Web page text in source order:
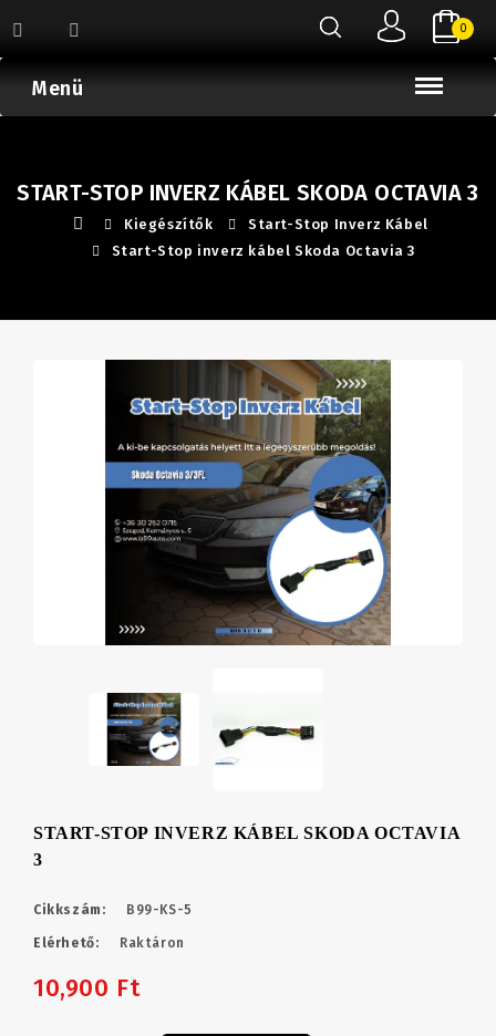
0
Menü
START-STOP INVERZ KÁBEL SKODA OCTAVIA 3
Kiegészítők
Start-Stop Inverz Kábel
Start-Stop inverz kábel Skoda Octavia 3
START-STOP INVERZ KÁBEL SKODA OCTAVIA
3
Cikkszám: B99-KS-5
Elérhető: Raktáron
10,900 Ft